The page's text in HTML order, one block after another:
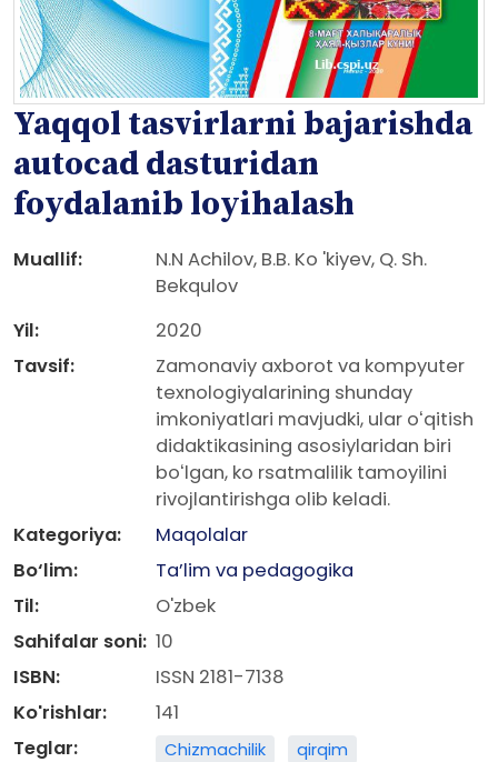
Yaqqol tasvirlarni bajarishda
autocad dasturidan
foydalanib loyihalash
Muallif:
N.N Achilov, B.B. Ko 'kiyev, Q. Sh.
Bekqulov
Yil:
2020
Tavsif:
Zamonaviy axborot va kompyuter
texnologiyalarining shunday
imkoniyatlari mavjudki, ular oʻqitish
didaktikasining asosiylaridan biri
boʻlgan, ko rsatmalilik tamoyilini
rivojlantirishga olib keladi.
Kategoriya:
Maqolalar
Bo‘lim:
Ta’lim va pedagogika
Til:
O'zbek
Sahifalar soni: 10
ISBN:
ISSN 2181-7138
Ko'rishlar:
141
Teglar:
Chizmachilik
qirqim